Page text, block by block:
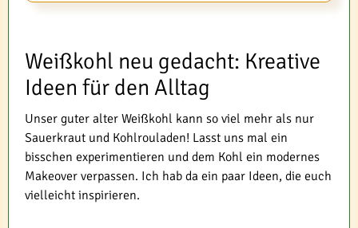
Weißkohl neu gedacht: Kreative
Ideen für den Alltag
Unser guter alter Weißkohl kann so viel mehr als nur
Sauerkraut und Kohlrouladen! Lasst uns mal ein
bisschen experimentieren und dem Kohl ein modernes
Makeover verpassen. Ich hab da ein paar Ideen, die euch
vielleicht inspirieren.